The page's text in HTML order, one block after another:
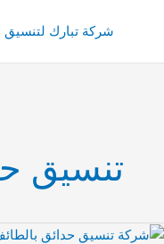
شركة تبارك لتنسيق
تنسيق
شركة